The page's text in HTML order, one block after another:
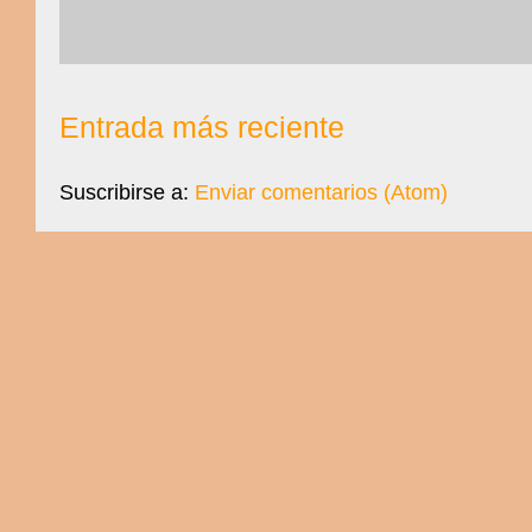
Entrada más reciente
Suscribirse a: Enviar comentarios (Atom)